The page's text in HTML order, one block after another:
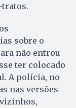
tratos.
sobre o
não entrou
ter colocado
A polícia, no
nas versões